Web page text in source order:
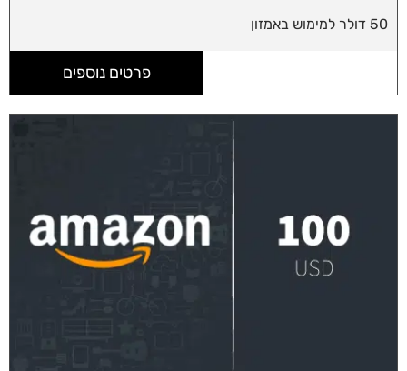
50 דולר למימוש באמזון
פרטים נוספים